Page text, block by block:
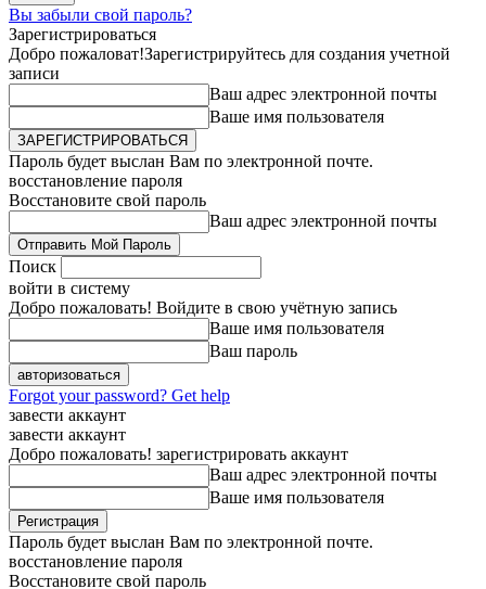
Вы забыли свой пароль?
Зарегистрироваться
Добро пожаловат!Зарегистрируйтесь для создания учетной
записи
Ваш адрес электронной почты
Ваше имя пользователя
Пароль будет выслан Вам по электронной почте.
восстановление пароля
Восстановите свой пароль
Ваш адрес электронной почты
Поиск
войти в систему
Добро пожаловать! Войдите в свою учётную запись
Ваше имя пользователя
Ваш пароль
Forgot your password? Get help
завести аккаунт
завести аккаунт
Добро пожаловать! зарегистрировать аккаунт
Ваш адрес электронной почты
Ваше имя пользователя
Пароль будет выслан Вам по электронной почте.
восстановление пароля
Восстановите свой пароль